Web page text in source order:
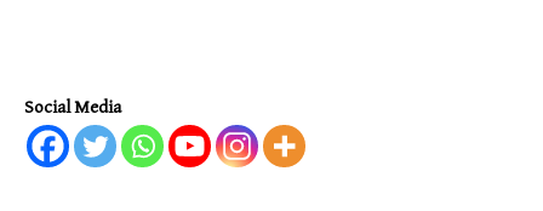
Social Media